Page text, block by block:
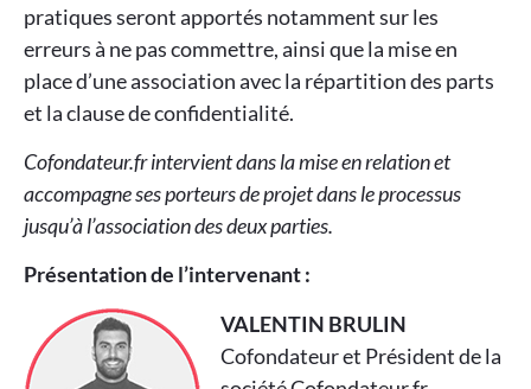
pratiques seront apportés notamment sur les
erreurs à ne pas commettre, ainsi que la mise en
place d’une association avec la répartition des parts
et la clause de confidentialité.
Cofondateur.fr intervient dans la mise en relation et
accompagne ses porteurs de projet dans le processus
jusqu’à l’association des deux parties.
Présentation de l’intervenant :
VALENTIN BRULIN
Cofondateur et Président de la